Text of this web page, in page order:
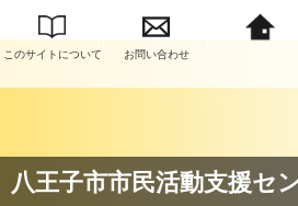
このサイトについて お問い合わせ
八王子市市民活動支援セ